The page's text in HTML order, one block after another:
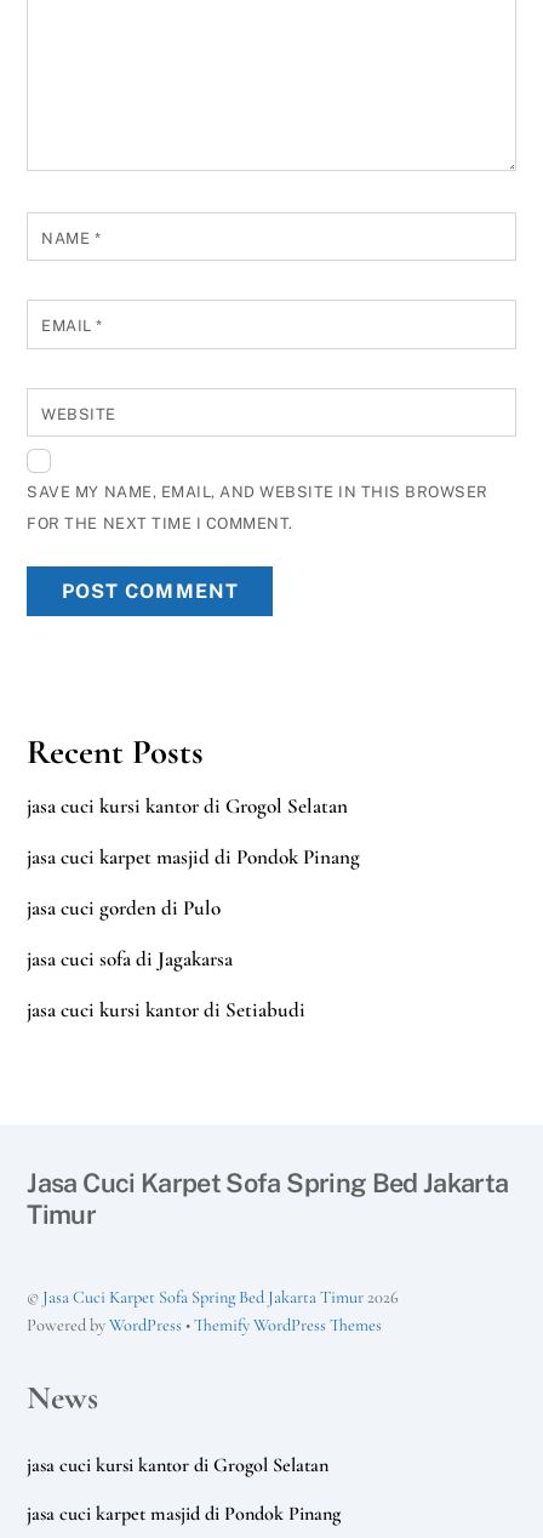
NAME *
EMAIL*
WEBSITE
SAVE MY NAME, EMAIL, AND WEBSITE IN THIS BROWSER
FOR THE NEXT TIME I COMMENT.
Recent Posts
jasa cuci kursi kantor di Grogol Selatan
jasa cuci karpet masjid di Pondok Pinang
jasa cuci gorden di Pulo
jasa cuci sofa di Jagakarsa
jasa cuci kursi kantor di Setiabudi
Jasa Cuci Karpet Sofa Spring Bed Jakarta
Timur
© Jasa Cuci Karpet Sofa Spring Bed Jakarta Timur2026
Powered byWordPress •Themify WordPress Themes
News
jasa cuci kursi kantor di Grogol Selatan
jasa cuci karpet masjid di Pondok Pinang